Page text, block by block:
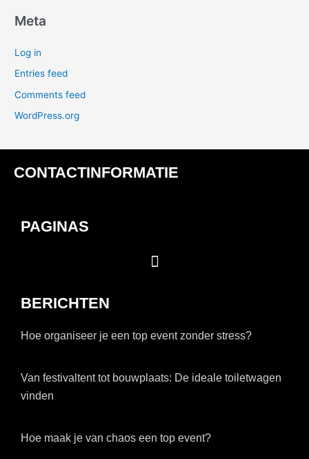
Meta
Log in
Entries feed
Comments feed
WordPress.org
CONTACTINFORMATIE
PAGINAS
BERICHTEN
Hoe organiseer je een top event zonder stress?
Van festivaltent tot bouwplaats: De ideale toiletwagen
vinden
Hoe maak je van chaos een top event?